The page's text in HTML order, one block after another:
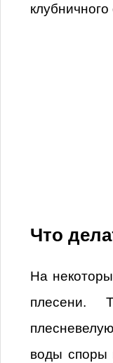
клубничного
Что
На
плесени.
воды споры